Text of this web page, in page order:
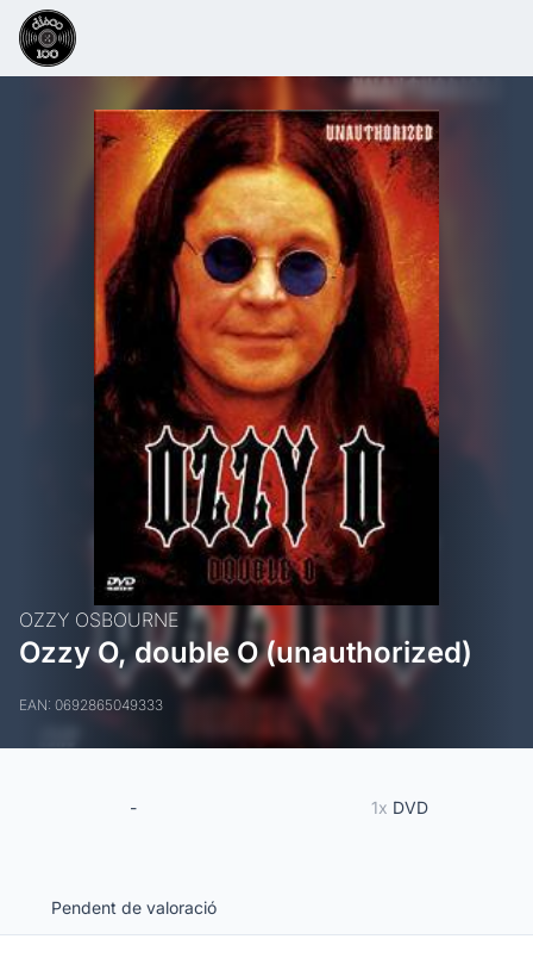
OZZY OSBOURNE
Ozzy O, double O (unauthorized)
EAN: 0692865049333
- 1x DVD
Pendent de valoració